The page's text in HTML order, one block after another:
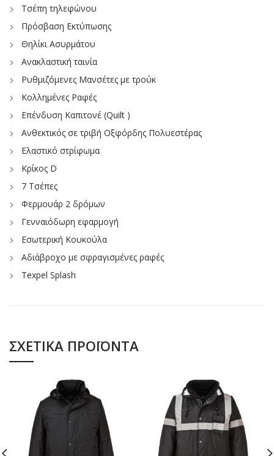
Τσέπη τηλεφώνου
Πρόσβαση Εκτύπωσης
Θηλίκι Ασυρμάτου
Ανακλαστική ταινία
Ρυθμιζόμενες Μανσέτες με τρούκ
Κολλημένες Ραφές
Επένδυση Καπιτονέ (Quilt )
Ανθεκτικός σε τριβή Οξφόρδης Πολυεστέρας
Ελαστικό στρίφωμα
Κρίκος D
7 Τσέπες
Φερμουάρ 2 δρόμων
Γενναιόδωρη εφαρμογή
Εσωτερική Κουκούλα
Αδιάβροχο με σφραγισμένες ραφές
Texpel Splash
ΣΧΕΤΙΚΆ ΠΡΟΪΌΝΤΑ